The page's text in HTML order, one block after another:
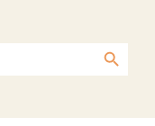
Search Button